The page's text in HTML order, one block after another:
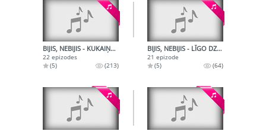
BIJIS, NEBIJIS - KUKAIŅU DIENA, LIELDIENAS, MĀRAS DIENA
22 epizodes
(5)
(213)
BIJIS, NEBIJIS - LĪGO DZIESMAS, JĀŅU DIENAS RAIDĪJUMS
21 epizode
(5)
(64)